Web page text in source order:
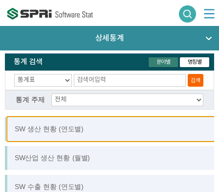
상세통계
통계 검색 분야별 명칭별
검색
통계 주제
SW 생산 현황 (연도별)
SW산업 생산 현황 (월별)
SW 수출 현황 (연도별)